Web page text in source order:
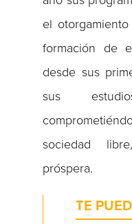
el
formación de
desde sus
sus
sociedad
próspera.
TE